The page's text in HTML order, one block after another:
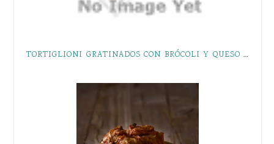
TORTIGLIONI GRATINADOS CON BRÓCOLI Y QUESO DE CABRA